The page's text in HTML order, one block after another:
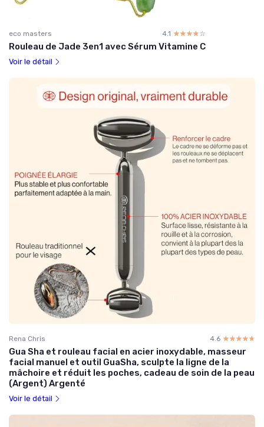
eco masters 4.1 ☆☆☆☆☆
★★★★★
Rouleau de Jade 3en1 avec Sérum Vitamine C
Voir le détail
Rena Chris 4.6 ☆☆☆☆☆
★★★★★
Gua Sha et rouleau facial en acier inoxydable, masseur
facial manuel et outil GuaSha, sculpte la ligne de la
mâchoire et réduit les poches, cadeau de soin de la peau
(Argent) Argenté
Voir le détail